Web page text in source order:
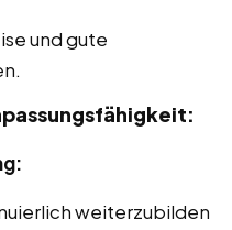
und gute
weiterzubilden